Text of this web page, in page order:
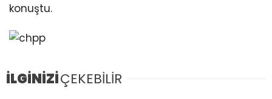
konuştu.
İLGİNİZİÇEKEBİLİR